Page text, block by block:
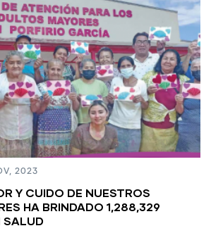
2023
Y CUIDO DE NUESTROS
HA BRINDADO 1,288,329
SALUD